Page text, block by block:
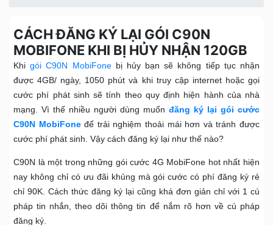
CÁCH ĐĂNG KÝ LẠI GÓI C90N
MOBIFONE KHI BỊ HỦY NHẬN 120GB
Khigói C90N MobiFonebị hủy bạn sẽ không tiếp tục nhận
được 4GB/ ngày, 1050 phút và khi truy cập internet hoặc gọi
cước phí phát sinh sẽ tính theo quy định hiện hành của nhà
mạng. Vì thế nhiều người dùng muốn đăng ký lại gói cước
C90N MobiFoneđể trải nghiệm thoải mái hơn và tránh được
cước phí phát sinh. Vậy cách đăng ký lại như thế nào?
C90N là một trong những gói cước 4G MobiFone hot nhất hiện
nay không chỉ có ưu đãi khủng mà gói cước có phí đăng ký rẻ
chỉ 90K. Cách thức đăng ký lại cũng khá đơn giản chỉ với 1 cú
pháp tin nhắn, theo dõi thông tin để nắm rõ hơn về cú pháp
đăng ký.